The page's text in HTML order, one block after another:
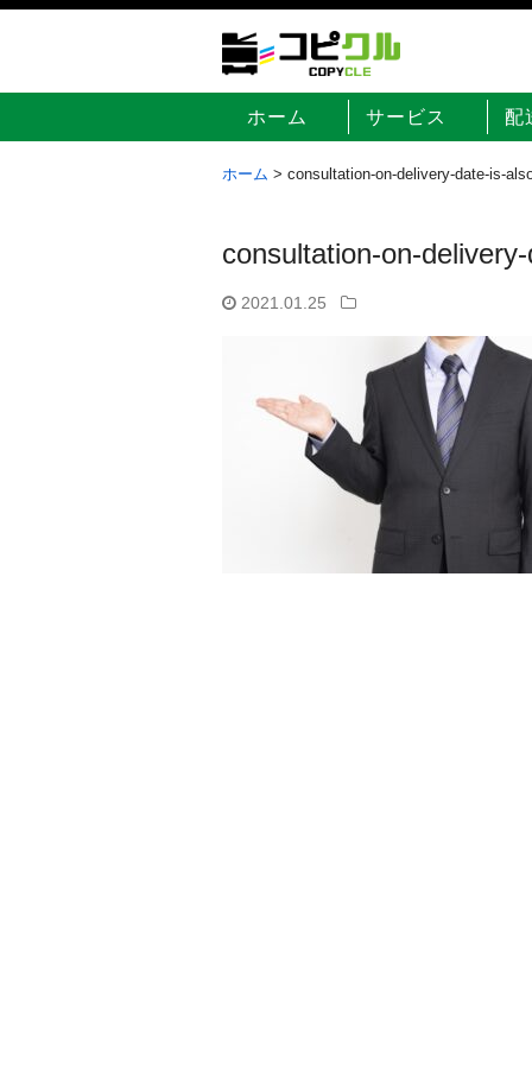
ホーム サービス 配
ホーム > consultation-on-delivery-date-is-
consultation-on-
2021.01.25